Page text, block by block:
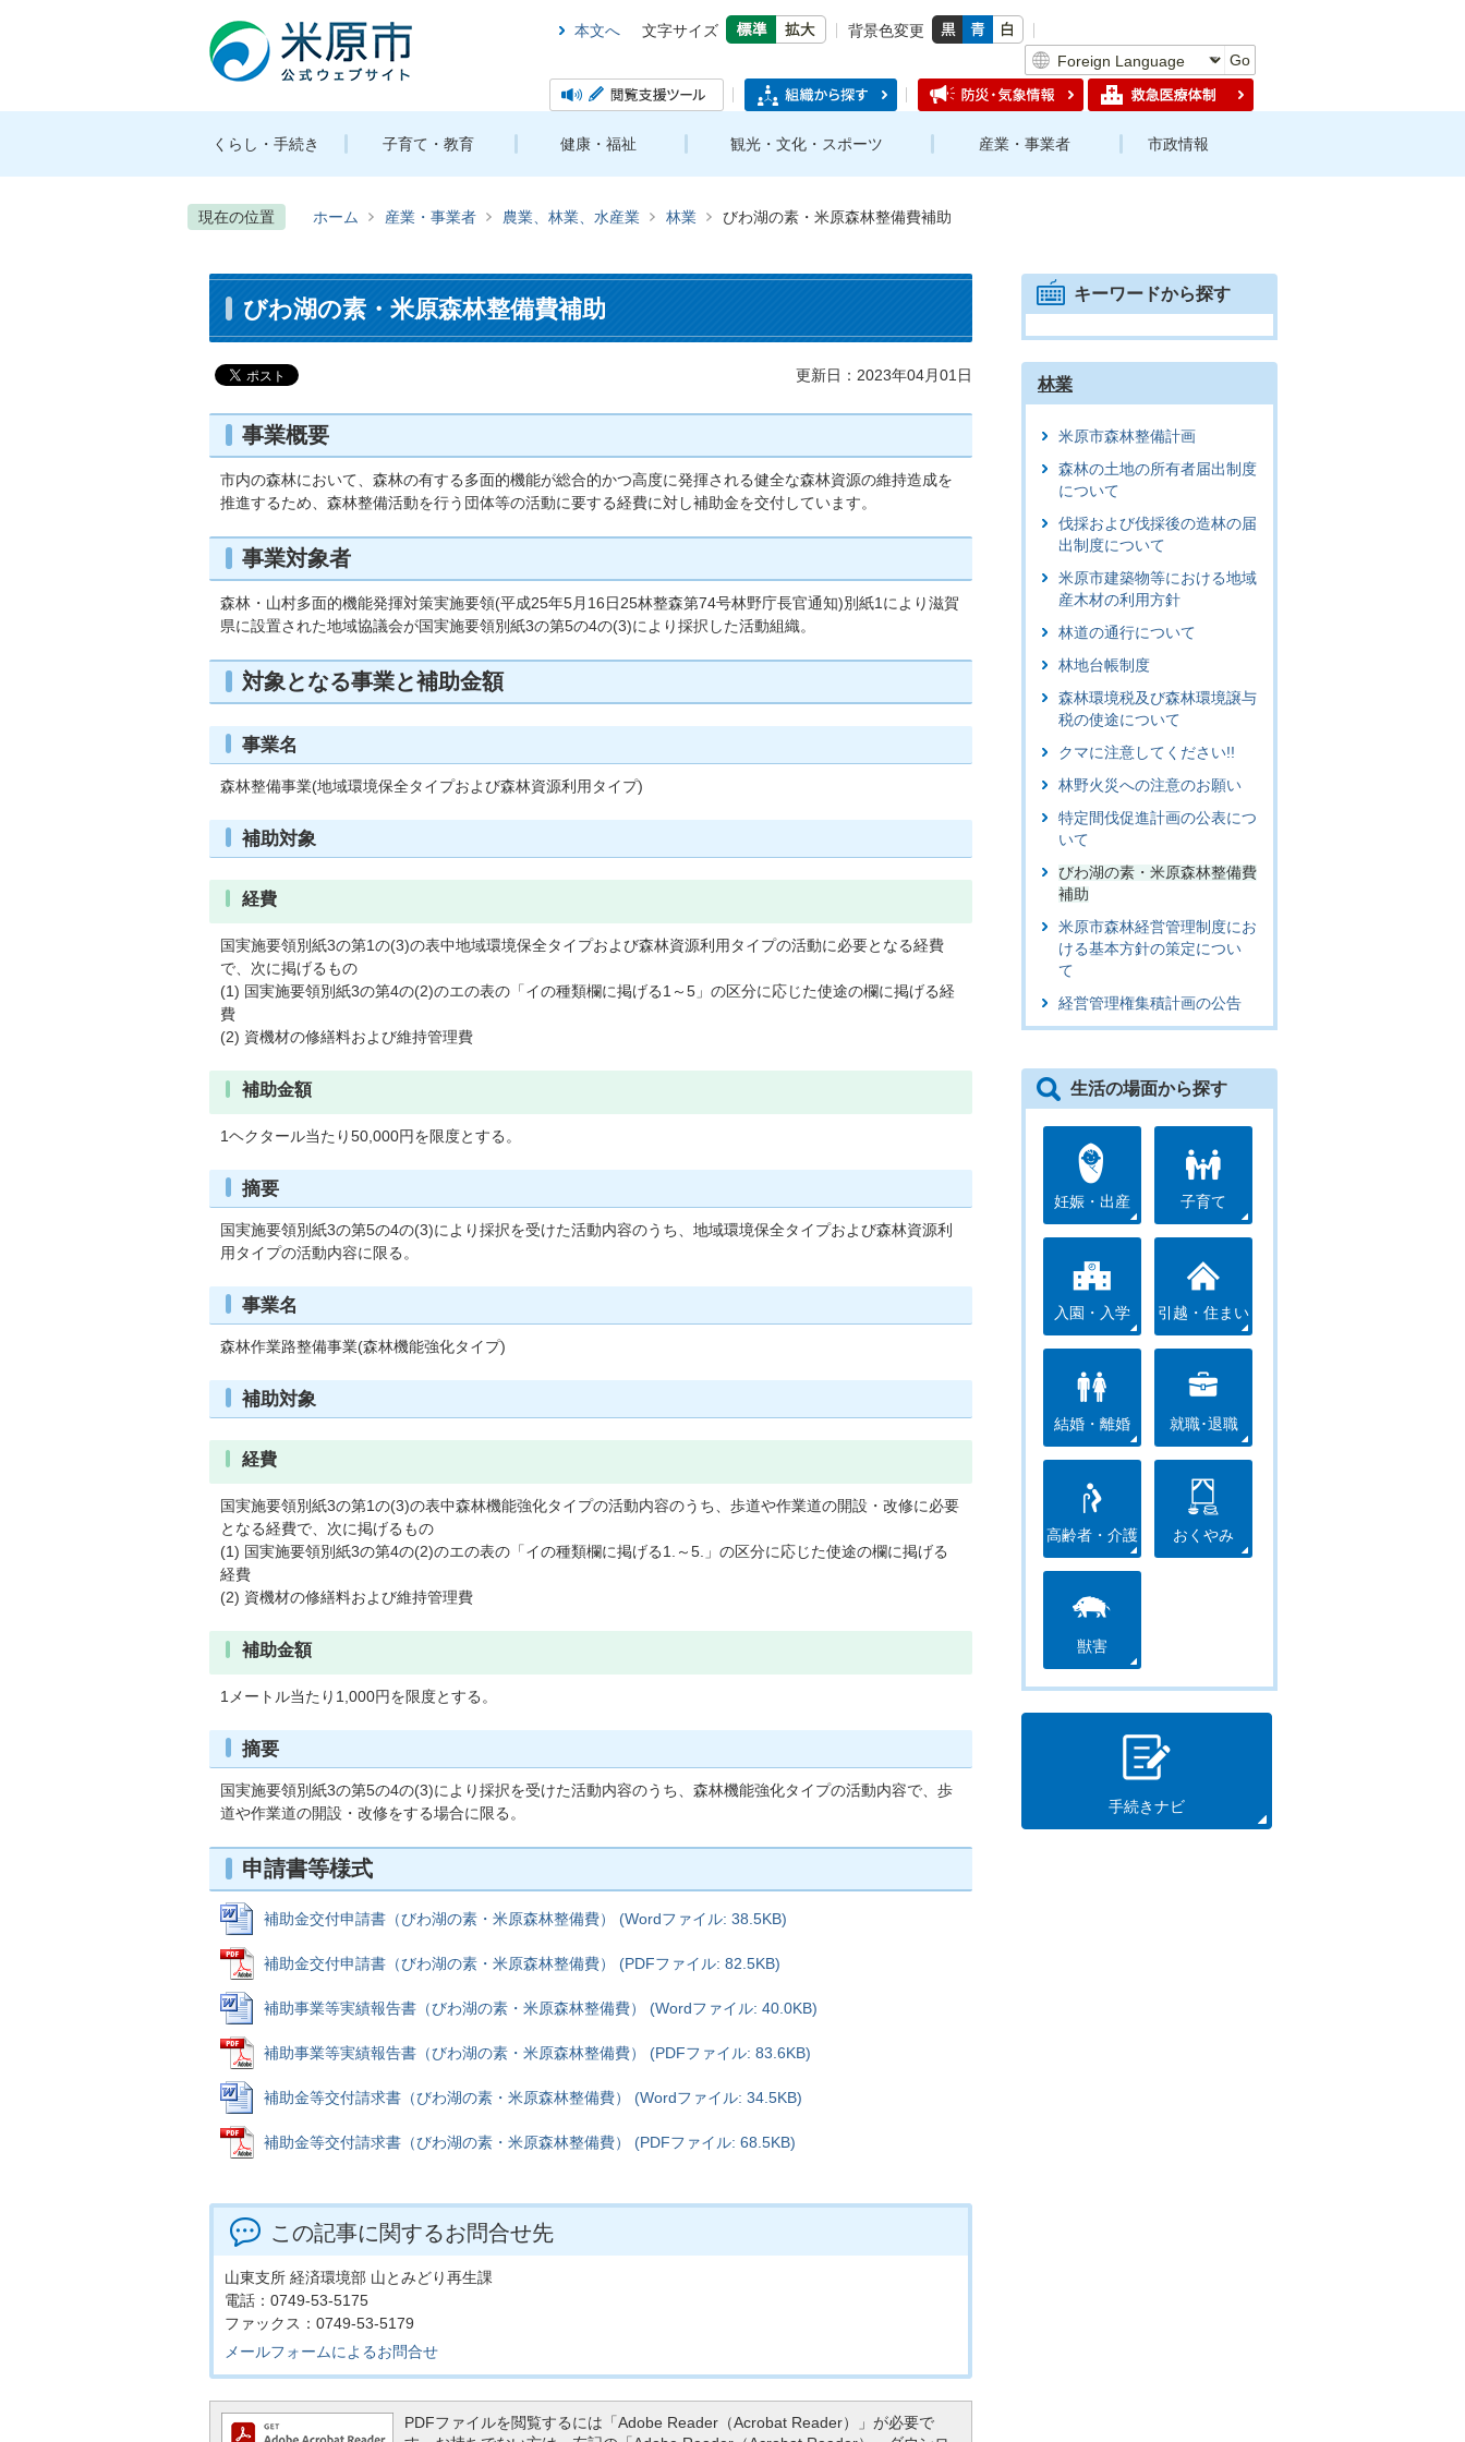
本文へ 文字サイズ
背景色変更
Go
くらし・手続き 子育て・教育 健康・福祉 観光・文化・スポーツ 産業・事業者 市政情報
現在の位置 ホーム 産業・事業者 農業、林業、水産業 林業 びわ湖の素・米原森林整備費補助
びわ湖の素・米原森林整備費補助
更新日：2023年04月01日
事業概要
市内の森林において、森林の有する多面的機能が総合的かつ高度に発揮される健全な森林資源の維持造成を
推進するため、森林整備活動を行う団体等の活動に要する経費に対し補助金を交付しています。
事業対象者
森林・山村多面的機能発揮対策実施要領(平成25年5月16日25林整森第74号林野庁長官通知)別紙1により滋賀
県に設置された地域協議会が国実施要領別紙3の第5の4の(3)により採択した活動組織。
対象となる事業と補助金額
事業名
森林整備事業(地域環境保全タイプおよび森林資源利用タイプ)
補助対象
経費
国実施要領別紙3の第1の(3)の表中地域環境保全タイプおよび森林資源利用タイプの活動に必要となる経費
で、次に掲げるもの
(1) 国実施要領別紙3の第4の(2)のエの表の「イの種類欄に掲げる1～5」の区分に応じた使途の欄に掲げる経
費
(2) 資機材の修繕料および維持管理費
補助金額
1ヘクタール当たり50,000円を限度とする。
摘要
国実施要領別紙3の第5の4の(3)により採択を受けた活動内容のうち、地域環境保全タイプおよび森林資源利
用タイプの活動内容に限る。
事業名
森林作業路整備事業(森林機能強化タイプ)
補助対象
経費
国実施要領別紙3の第1の(3)の表中森林機能強化タイプの活動内容のうち、歩道や作業道の開設・改修に必要
となる経費で、次に掲げるもの
(1) 国実施要領別紙3の第4の(2)のエの表の「イの種類欄に掲げる1.～5.」の区分に応じた使途の欄に掲げる
経費
(2) 資機材の修繕料および維持管理費
補助金額
1メートル当たり1,000円を限度とする。
摘要
国実施要領別紙3の第5の4の(3)により採択を受けた活動内容のうち、森林機能強化タイプの活動内容で、歩
道や作業道の開設・改修をする場合に限る。
申請書等様式
補助金交付申請書（びわ湖の素・米原森林整備費） (Wordファイル: 38.5KB)
補助金交付申請書（びわ湖の素・米原森林整備費） (PDFファイル: 82.5KB)
補助事業等実績報告書（びわ湖の素・米原森林整備費） (Wordファイル: 40.0KB)
補助事業等実績報告書（びわ湖の素・米原森林整備費） (PDFファイル: 83.6KB)
補助金等交付請求書（びわ湖の素・米原森林整備費） (Wordファイル: 34.5KB)
補助金等交付請求書（びわ湖の素・米原森林整備費） (PDFファイル: 68.5KB)
この記事に関するお問合せ先
山東支所 経済環境部 山とみどり再生課
電話：0749-53-5175
ファックス：0749-53-5179
メールフォームによるお問合せ
PDFファイルを閲覧するには「Adobe Reader（Acrobat Reader）」が必要で
キーワードから探す
林業
米原市森林整備計画
森林の土地の所有者届出制度
について
伐採および伐採後の造林の届
出制度について
米原市建築物等における地域
産木材の利用方針
林道の通行について
林地台帳制度
森林環境税及び森林環境譲与
税の使途について
クマに注意してください!!
林野火災への注意のお願い
特定間伐促進計画の公表につ
いて
びわ湖の素・米原森林整備費
補助
米原市森林経営管理制度にお
ける基本方針の策定につい
て
経営管理権集積計画の公告
生活の場面から探す
妊娠・出産 子育て
入園・入学 引越・住まい
結婚・離婚 就職･退職
高齢者・介護 おくやみ
獣害
手続きナビ